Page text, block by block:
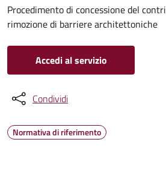
Procedimento di concessione del
rimozione di barriere architettoniche
Accedi al servizio
Condividi
Normativa di riferimento